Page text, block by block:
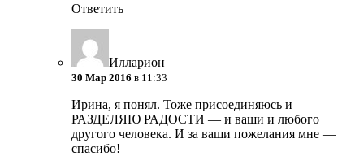
Ответить
Илларион
30 Мар 2016 в 11:33
Ирина, я понял. Тоже присоединяюсь и
РАЗДЕЛЯЮ РАДОСТИ — и ваши и любого
другого человека. И за ваши пожелания мне —
спасибо!